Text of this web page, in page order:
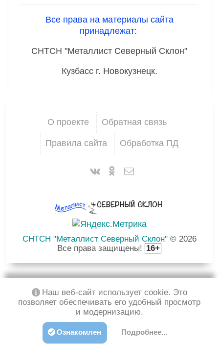
Все права на материалы сайта
принадлежат:
СНТСН "Металлист Северный Склон"
Кузбасс г. Новокузнецк.
О проекте Обратная связь
Правила сайта Обработка ПД
СНТСН "Металлист Северный Склон"© 2026
Все права защищены! 16+
Наш веб-сайт использует cookie. Это
позволяет обеспечивать его удобный просмотр
и модернизацию.
Ознакомлен Подробнее...